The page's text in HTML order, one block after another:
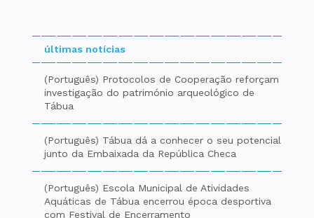
últimas notícias
(Português) Protocolos de Cooperação reforçam
investigação do património arqueológico de
Tábua
(Português) Tábua dá a conhecer o seu potencial
junto da Embaixada da República Checa
(Português) Escola Municipal de Atividades
Aquáticas de Tábua encerrou época desportiva
com Festival de Encerramento